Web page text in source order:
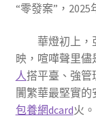
“零發案”，2025
華燈初上，
映，喧嘩聲里
人搭平臺、強管
闠繁華最堅實
包養網dcard火。